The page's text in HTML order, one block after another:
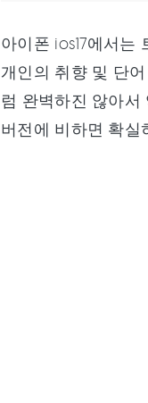
아이폰 ios17에서
개인의 취향 및 단
럼 완벽하진 않아
버전에 비하면 확실